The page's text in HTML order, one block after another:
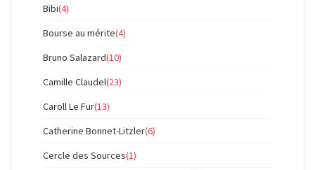
Bibi(4)
Bourse au mérite(4)
Bruno Salazard(10)
Camille Claudel(23)
Caroll Le Fur(13)
Catherine Bonnet-Litzler(6)
Cercle des Sources(1)